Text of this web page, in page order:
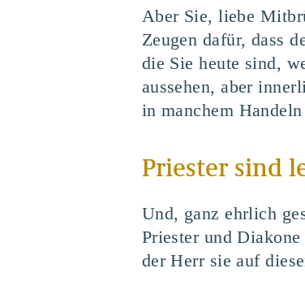
Aber Sie, liebe
Zeugen dafür, dass
die Sie heute sind,
aussehen, aber
in manchem
Priester sind
Und, ganz ehrlich
Priester und
der Herr sie auf